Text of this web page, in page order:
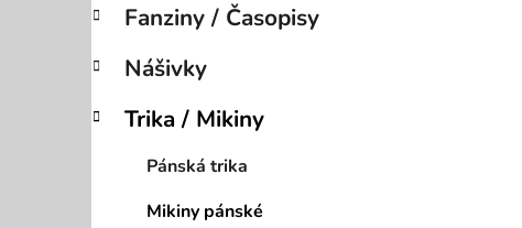
r
n
n
í
o
i
Fanziny / Časopisy
Nášivky
Trika / Mikiny
Pánská trika
Mikiny pánské